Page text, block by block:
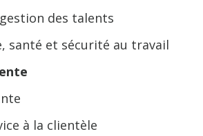
des talents
santé et sécurité au travail
à la clientèle